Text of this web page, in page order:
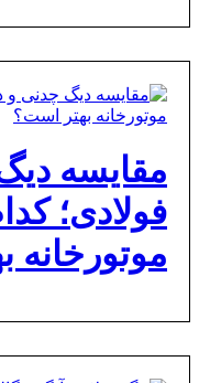
مقایسه
فولادی؛
موتورخانه